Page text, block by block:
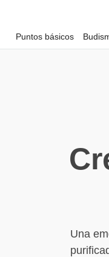
Puntos básicos
Una